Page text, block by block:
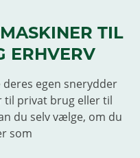
TIL
ERHVERV
egen snerydder
til privat brug eller til
du selv vælge, om du
som